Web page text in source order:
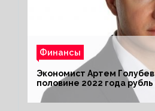
Финансы
Экономист Артем
половине 2022 года
комфортный курс